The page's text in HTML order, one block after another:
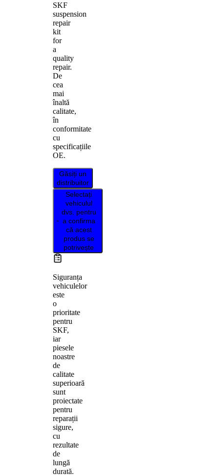
SKF
suspension
repair
kit
for
a
quality
repair.
De
cea
mai
înaltă
calitate,
în
conformitate
cu
specificațiile
OE.
Găsiți un
distribuitor
Selectați
vehiculul
dvs. pentru
a confirma
că acest
produs se
potrivește
Siguranța
vehiculelor
este
o
prioritate
pentru
SKF,
iar
piesele
noastre
de
calitate
superioară
sunt
proiectate
pentru
reparații
sigure,
cu
rezultate
de
lungă
durată.